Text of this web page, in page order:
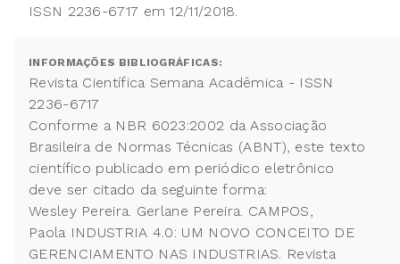
ISSN 2236-6717 em 12/11/2018.
INFORMAÇÕES BIBLIOGRÁFICAS:
Revista Científica Semana Acadêmica - ISSN
2236-6717
Conforme a NBR 6023:2002 da Associação
Brasileira de Normas Técnicas (ABNT), este texto
científico publicado em periódico eletrônico
deve ser citado da seguinte forma:
Wesley Pereira. Gerlane Pereira. CAMPOS,
Paola INDUSTRIA 4.0: UM NOVO CONCEITO DE
GERENCIAMENTO NAS INDUSTRIAS. Revista